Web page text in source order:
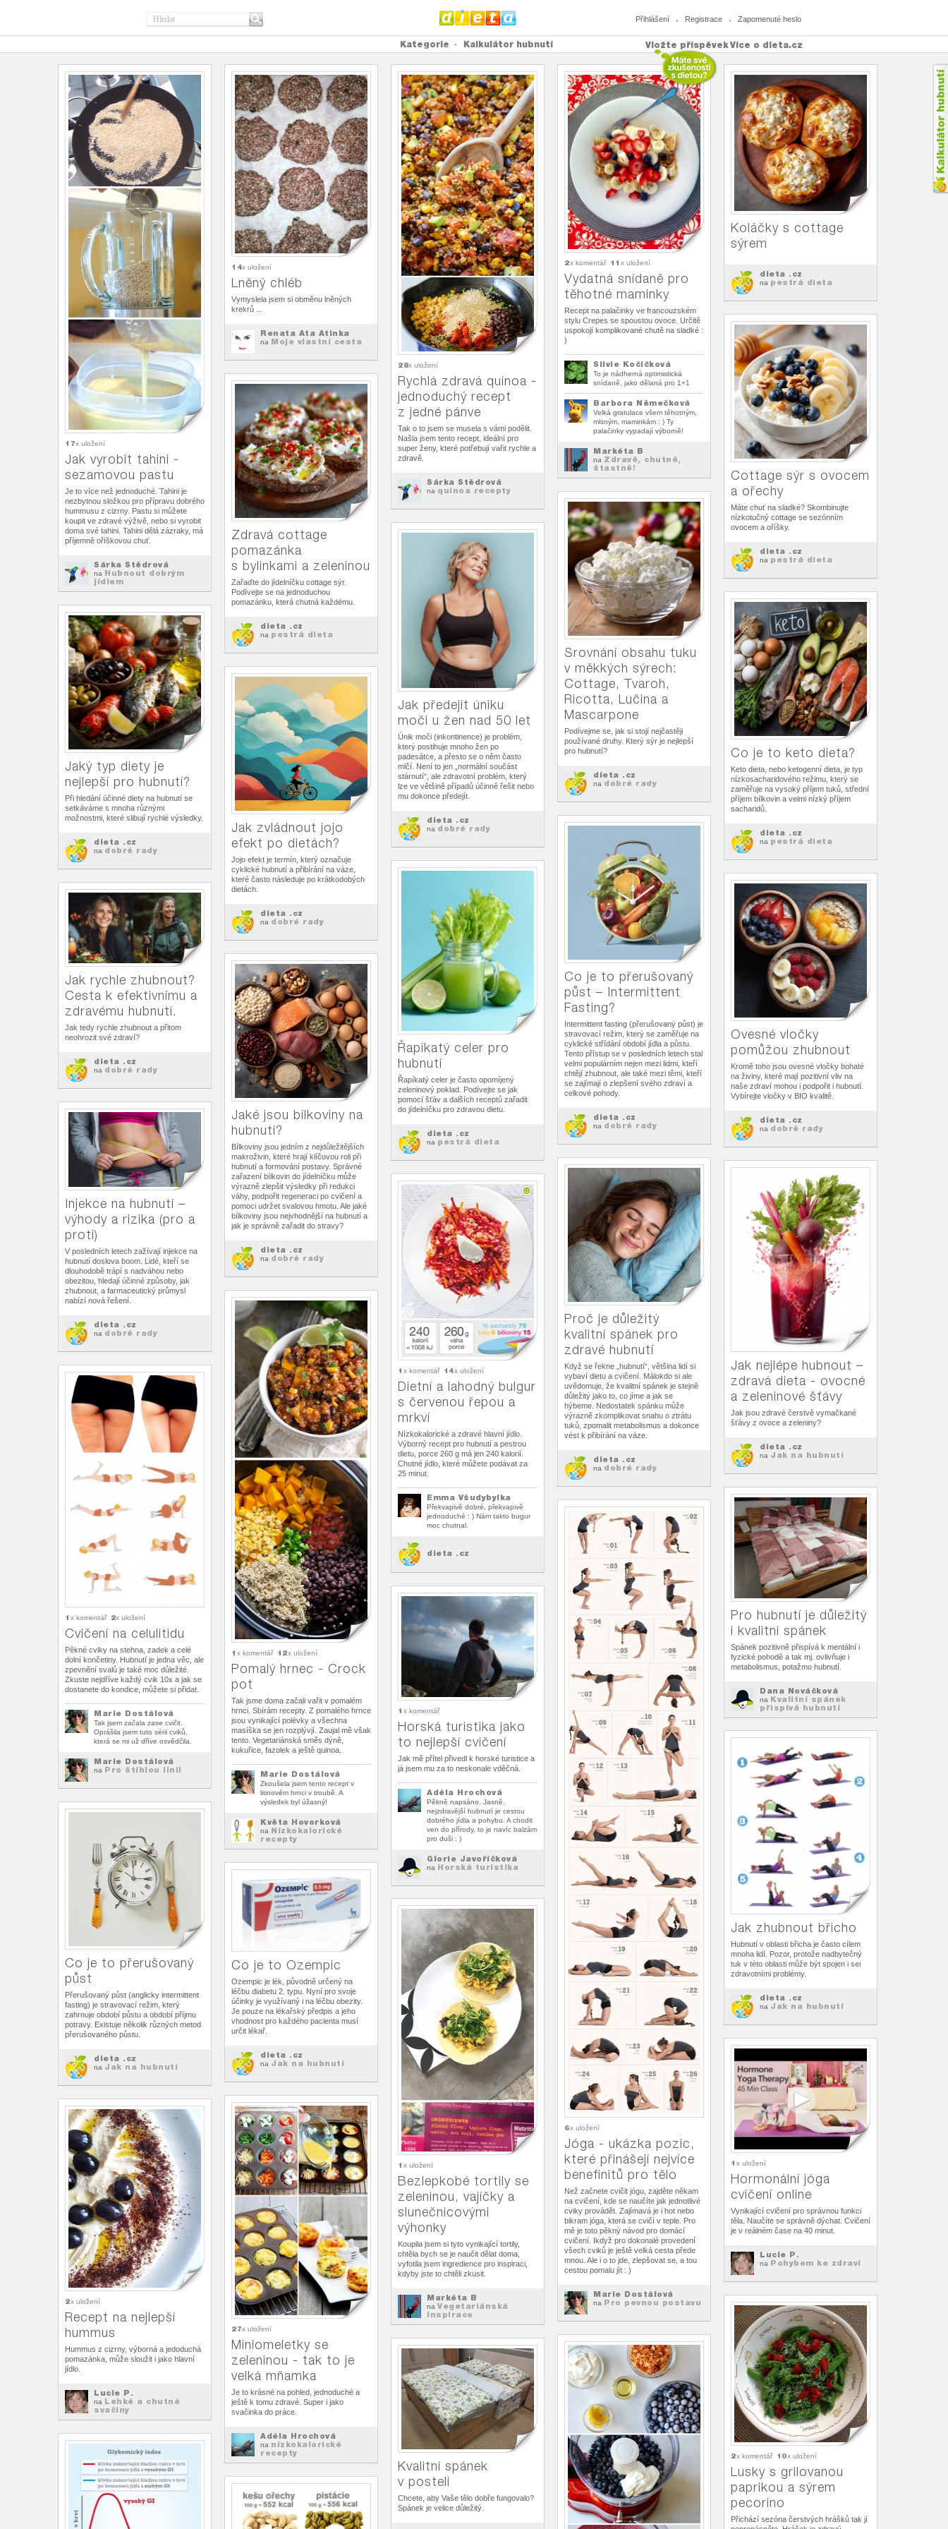
Přihlášení Registrace Zapomenuté heslo
Kategorie Kalkulátor hubnutí Více o dieta.cz
Vložte příspěvek
17x uložení
Jak vyrobit tahini -
sezamovou pastu
Je to více než jednoduché. Tahini je
nezbytnou složkou pro přípravu dobrého
hummusu z cizrny. Pastu si můžete
koupit ve zdravé výživě, nebo si vyrobit
doma své tahini. Tahini dělá zázraky, má
příjemně oříškovou chuť.
Šárka Štědrová
na Hubnout dobrým
jídlem
14x uložení
Lněný chléb
Vymyslela jsem si obměnu lněných
krekrů ...
Renata Ata Atinka
na Moje vlastní cesta
28x uložení
Rychlá zdravá quinoa -
jednoduchý recept
z jedné pánve
Tak o to jsem se musela s vámi podělit.
Našla jsem tento recept, ideální pro
super ženy, které potřebují vařit rychle a
zdravě.
Šárka Štědrová
na quinoa recepty
2x komentář 11 x uložení
Vydatná snídaně pro
těhotné maminky
Recept na palačinky ve francouzském
stylu Crepes se spoustou ovoce. Určitě
uspokojí komplikované chutě na sladké :
)
Silvie Kočičková
To je nádherná optimistická
snídaně, jako dělaná pro 1+1
Barbora Němečková
Velká gratulace všem těhotným,
mlsným, maminkám : ) Ty
palačinky vypadají výborně!
Markéta B
na Zdravě, chutně,
štastně!
Koláčky s cottage
sýrem
dieta .cz
na pestrá dieta
Cottage sýr s ovocem
a ořechy
Máte chuť na sladké? Skombinujte
nízkotučný cottage se sezónním
ovocem a oříšky.
dieta .cz
na pestrá dieta
Zdravá cottage
pomazánka
s bylinkami a zeleninou
Zařaďte do jídelníčku cottage sýr.
Podívejte se na jednoduchou
pomazánku, která chutná každému.
dieta .cz
na pestrá dieta
Srovnání obsahu tuku
v měkkých sýrech:
Cottage, Tvaroh,
Ricotta, Lučina a
Mascarpone
Podívejme se, jak si stojí nejčastěji
používané druhy. Který sýr je nejlepší
pro hubnutí?
dieta .cz
na dobré rady
Jak předejít úniku
moči u žen nad 50 let
Únik moči (inkontinence) je problém,
který postihuje mnoho žen po
padesátce, a přesto se o něm často
mlčí. Není to jen „normální součást
stárnutí“, ale zdravotní problém, který
lze ve většině případů účinně řešit nebo
mu dokonce předejít.
dieta .cz
na dobré rady
Co je to keto dieta?
Keto dieta, nebo ketogenní dieta, je typ
nízkosacharidového režimu, který se
zaměřuje na vysoký příjem tuků, střední
příjem bílkovin a velmi nízký příjem
sacharidů.
dieta .cz
na pestrá dieta
Jaký typ diety je
nejlepší pro hubnutí?
Při hledání účinné diety na hubnutí se
setkáváme s mnoha různými
možnostmi, které slibují rychlé výsledky.
dieta .cz
na dobré rady
Jak zvládnout jojo
efekt po dietách?
Jojo efekt je termín, který označuje
cyklické hubnutí a přibírání na váze,
které často následuje po krátkodobých
dietách.
dieta .cz
na dobré rady
Co je to přerušovaný
půst – Intermittent
Fasting?
Intermittent fasting (přerušovaný půst) je
stravovací režim, který se zaměřuje na
cyklické střídání období jídla a půstu.
Tento přístup se v posledních letech stal
velmi populárním nejen mezi lidmi, kteří
chtějí zhubnout, ale také mezi těmi, kteří
se zajímají o zlepšení svého zdraví a
celkové pohody.
dieta .cz
na dobré rady
Řapíkatý celer pro
hubnutí
Řapíkatý celer je často opomíjený
zeleninový poklad. Podívejte se jak
pomocí šťáv a dalších receptů zařadit
do jídelníčku pro zdravou dietu.
dieta .cz
na pestrá dieta
Ovesné vločky
pomůžou zhubnout
Kromě toho jsou ovesné vločky bohaté
na živiny, které mají pozitivní vliv na
naše zdraví mohou i podpořit i hubnutí.
Vybírejte vločky v BIO kvalitě.
dieta .cz
na dobré rady
Jak rychle zhubnout?
Cesta k efektivnímu a
zdravému hubnutí.
Jak tedy rychle zhubnout a přitom
neohrozit své zdraví?
dieta .cz
na dobré rady
Jaké jsou bílkoviny na
hubnutí?
Bílkoviny jsou jedním z nejdůležitějších
makroživin, které hrají klíčovou roli při
hubnutí a formování postavy. Správné
zařazení bílkovin do jídelníčku může
výrazně zlepšit výsledky při redukci
váhy, podpořit regeneraci po cvičení a
pomoci udržet svalovou hmotu. Ale jaké
bílkoviny jsou nejvhodnější na hubnutí a
jak je správně zařadit do stravy?
dieta .cz
na dobré rady
Injekce na hubnutí –
výhody a rizika (pro a
proti)
V posledních letech zažívají injekce na
hubnutí doslova boom. Lidé, kteří se
dlouhodobě trápí s nadváhou nebo
obezitou, hledají účinné způsoby, jak
zhubnout, a farmaceutický průmysl
nabízí nová řešení.
dieta .cz
na dobré rady
Proč je důležitý
kvalitní spánek pro
zdravé hubnutí
Když se řekne „hubnutí“, většina lidí si
vybaví dietu a cvičení. Málokdo si ale
uvědomuje, že kvalitní spánek je stejně
důležitý jako to, co jíme a jak se
hýbeme. Nedostatek spánku může
výrazně zkomplikovat snahu o ztrátu
tuků, zpomalit metabolismus a dokonce
vést k přibírání na váze.
dieta .cz
na dobré rady
Jak nejlépe hubnout –
zdravá dieta - ovocné
a zeleninové šťávy
Jak jsou zdravé čerstvě vymačkané
šťávy z ovoce a zeleniny?
dieta .cz
na Jak na hubnutí
1 x komentář 14x uložení
Dietní a lahodný bulgur
s červenou řepou a
mrkví
Nízkokalorické a zdravé hlavní jídlo.
Výborný recept pro hubnutí a pestrou
dietu, porce 260 g má jen 240 kalorií.
Chutné jídlo, které můžete podávat za
25 minut.
Emma Všudybylka
Překvapivě dobré, překvapivě
jednoduché : ) Nám takto bugur
moc chutnal.
dieta .cz
1 x komentář 12x uložení
Pomalý hrnec - Crock
pot
Tak jsme doma začali vařit v pomalém
hrnci. Sbírám recepty. Z pomalého hrnce
jsou vynikající polévky a všechna
masíška se jen rozplývjí. Zaujal mě však
tento. Vegetariánská směs dýně,
kukuřice, fazolek a ještě quinoa.
Marie Dostálová
Zkoušela jsem tento recept v
litinovém hrnci v troubě. A
výsledek byl úžasný!
Květa Hovorková
na Nízkokalorické
recepty
1 x komentář 2x uložení
Cvičení na celulitidu
Pěkné cviky na stehna, zadek a celé
dolní končetiny. Hubnutí je jedna věc, ale
zpevnění svalů je také moc důležité.
Zkuste nejdříve každý cvik 10x a jak se
dostanete do kondice, můžete si přidat.
Marie Dostálová
Tak jsem začala zase cvičit.
Oprášila jsem tuto sérii cviků,
která se mi už dříve osvědčila.
Marie Dostálová
na Pro štíhlou linii
Pro hubnutí je důležitý
i kvalitní spánek
Spánek pozitivně přispívá k mentální i
fyzické pohodě a tak mj. ovlivňuje i
metabolismus, potažmo hubnutí.
Dana Nováčková
na Kvalitní spánek
přispívá hubnutí
6x uložení
Jóga - ukázka pozic,
které přinášejí nejvíce
benefinitů pro tělo
Než začnete cvičit jógu, zajděte někam
na cvičení, kde se naučíte jak jednotlivé
cviky provádět. Zajímavá je i hot nebo
bikram jóga, která se cvičí v teple. Pro
mě je toto pěkný návod pro domácí
cvičení. Ikdyž pro dokonalé provedení
všech cviků je ještě velká cesta přede
mnou. Ale i o to jde, zlepšovat se, a tou
cestou pomalu jít : )
Marie Dostálová
na Pro pevnou postavu
1 x komentář
Horská turistika jako
to nejlepší cvičení
Jak mě přítel přivedl k horské turistice a
já jsem mu za to neskonale vděčná.
Adéla Hrochová
Pěkně napsáno. Jasně,
nejzdravější hubnutí je cestou
dobrého jídla a pohybu. A chodit
ven do přírody, to je navíc balzám
pro duši : )
Glorie Javoříčková
na Horská turistika
Jak zhubnout břicho
Hubnutí v oblasti břicha je často cílem
mnoha lidí. Pozor, protože nadbytečný
tuk v této oblasti může být spojen i sei
zdravotními problémy.
dieta .cz
na Jak na hubnutí
Co je to přerušovaný
půst
Přerušovaný půst (anglicky intermittent
fasting) je stravovací režim, který
zahrnuje období půstu a období příjmu
potravy. Existuje několik různých metod
přerušovaného půstu.
dieta .cz
na Jak na hubnutí
Co je to Ozempic
Ozempic je lék, původně určený na
léčbu diabetu 2. typu. Nyní pro svoje
účinky je využívaný i na léčbu obezity.
Je pouze na lékařský předpis a jeho
vhodnost pro každého pacienta musí
určit lékař.
dieta .cz
na Jak na hubnutí
1 x uložení
Bezlepkobé tortily se
zeleninou, vajíčky a
slunečnicovými
výhonky
Koupila jsem si tyto vynikající tortily,
chtěla bych se je naučit dělat doma,
vyfotila jsem ingredience pro inspiraci,
kdyby jste to chtěli zkusit.
Markéta B
na Vegetariánská
inspirace
1 x uložení
Hormonální jóga
cvičení online
Vynikající cvičení pro správnou funkci
těla. Naučíte se správně dýchat. Cvičení
je v reálném čase na 40 minut.
Lucie P.
na Pohybem ke zdraví
27x uložení
Miniomeletky se
zeleninou - tak to je
velká mňamka
Je to krásné na pohled, jednoduché a
ještě k tomu zdravé. Super i jako
svačinka do práce.
Adéla Hrochová
na nízkokalorické
recepty
2x uložení
Recept na nejlepší
hummus
Hummus z cizrny, výborná a jedoduchá
pomazánka, může sloužit i jako hlavní
jídlo.
Lucie P.
na Lehké a chutné
svačiny
2x komentář 10x uložení
Lusky s grilovanou
paprikou a sýrem
pecorino
Přichází sezóna čerstvých hrášků tak jí
Kvalitní spánek
v posteli
Chcete, aby Vaše tělo dobře fungovalo?
Spánek je velice důležitý.